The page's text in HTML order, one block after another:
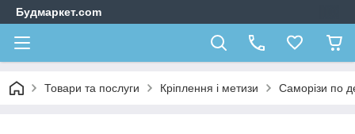
Будмаркет.com
Товари та послуги Кріплення і метизи Саморізи по